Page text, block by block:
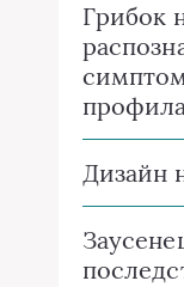
Грибок
Дизайн